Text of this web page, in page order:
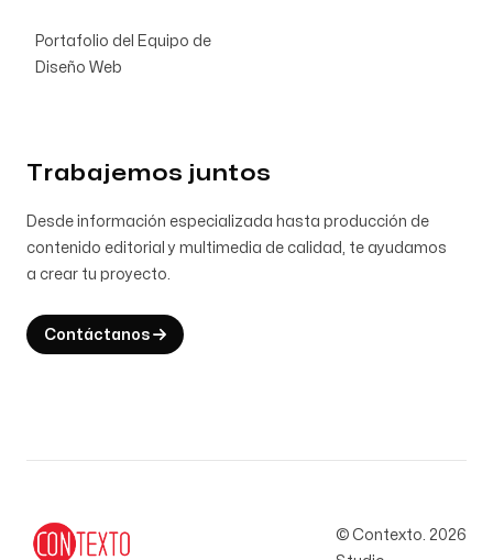
Portafolio del Equipo de
Diseño Web
Trabajemos juntos
Desde información especializada hasta producción de
contenido editorial y multimedia de calidad, te ayudamos
a crear tu proyecto.
Contáctanos
© Contexto. 2026